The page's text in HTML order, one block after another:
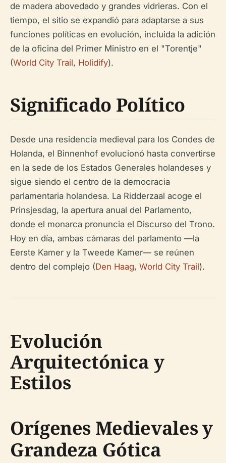
de madera abovedado y grandes vidrieras. Con el
tiempo, el sitio se expandió para adaptarse a sus
funciones políticas en evolución, incluida la adición
de la oficina del Primer Ministro en el "Torentje"
(World City Trail, Holidify).
Significado Político
Desde una residencia medieval para los Condes de
Holanda, el Binnenhof evolucionó hasta convertirse
en la sede de los Estados Generales holandeses y
sigue siendo el centro de la democracia
parlamentaria holandesa. La Ridderzaal acoge el
Prinsjesdag, la apertura anual del Parlamento,
donde el monarca pronuncia el Discurso del Trono.
Hoy en día, ambas cámaras del parlamento —la
Eerste Kamer y la Tweede Kamer— se reúnen
dentro del complejo (Den Haag, World City Trail).
Evolución
Arquitectónica y
Estilos
Orígenes Medievales y
Grandeza Gótica